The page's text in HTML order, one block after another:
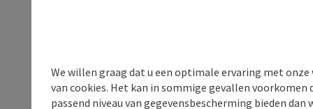
We willen graag dat u een optimale ervaring met
van cookies. Het kan in sommige gevallen voorkomen
passend niveau van gegevensbescherming bieden